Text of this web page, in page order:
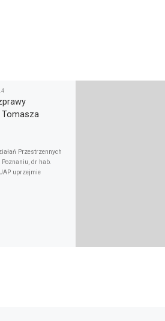
Tomasza
Przestrzennych
dr hab.
uprzejmie